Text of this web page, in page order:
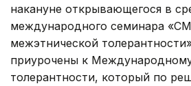
накануне открывающегося в
международного семинара
межэтнической
приурочены к
толерантности, который по